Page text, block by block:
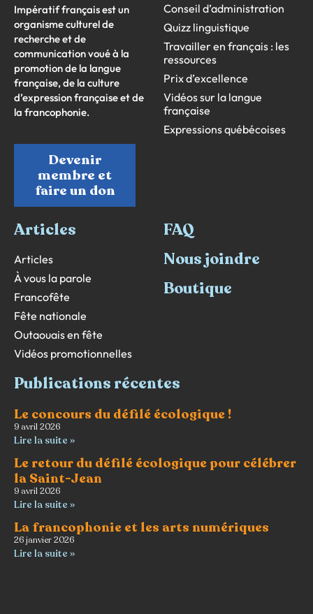
Impératif français est un
organisme culturel de
recherche et de
communication voué à la
promotion de la langue
française, de la culture
d’expression française et de
la francophonie.
Devenir
membre et
faire un don
Conseil d’administration
Quizz linguistique
Travailler en français : les
ressources
Prix d’excellence
Vidéos sur la langue
française
Expressions québécoises
Articles
Articles
À vous la parole
Francofête
Fête nationale
Outaouais en fête
Vidéos promotionnelles
FAQ
Nous joindre
Boutique
Publications récentes
Le concours du défilé écologique !
9 avril 2026
Lire la suite »
Le retour du défilé écologique pour célébrer
la Saint-Jean
9 avril 2026
Lire la suite »
La francophonie et les arts numériques
26 janvier 2026
Lire la suite »